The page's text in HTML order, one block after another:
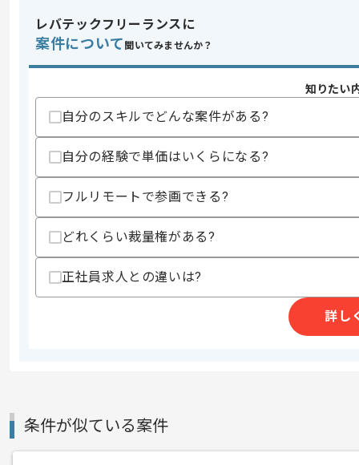
この案件のポイント
業界
特徴
20代活躍中 , 30代活躍
スキル
求めるスキル
・ダイレクトリクルーティングサービ
・LLMやAIエージェントなどAIを活用し
歓迎スキル
・医療業界の知見
・マーケット調査分析やユーザーイン
・スクラムやアジャイル開発の実務経験
商談回数
レバテックフリーランスに
案件について 聞いてみませんか？
知りたい
自分のスキルでどんな案件がある?
自分の経験で単価はいくらになる?
フルリモートで参画できる?
どれくらい裁量権がある?
正社員求人との違いは?
詳し
条件が似ている案件